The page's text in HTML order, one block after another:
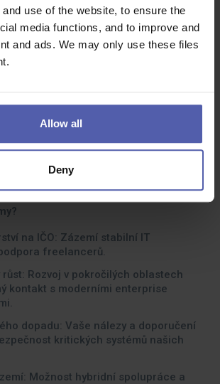
use of the website, to ensure the
media functions, and to improve and
and ads. We may only use these files
Allow all
Deny
znalost některého Bug Bounty
/ skriptování (např. v ASM, C++,
zkušenosti s testováním mobilních
na IČO: Zázemí stabilní IT
freelancerů.
Rozvoj v pokročilých oblastech
kontakt s moderními enterprise
dopadu: Vaše nálezy a doporučení
kritických systémů našich
Možnost hybridní spolupráce a